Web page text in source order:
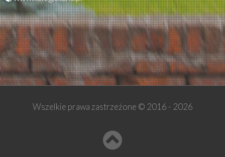
Wszelkie prawa zastrzeżone © 2016 - 2026